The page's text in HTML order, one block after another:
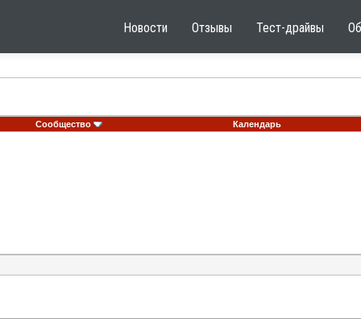
Новости Отзывы Тест-драйвы
Сообщество Календарь